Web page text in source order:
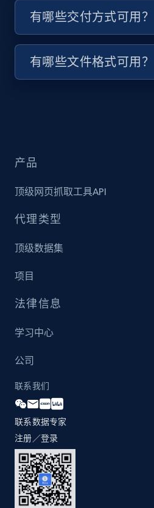
Youtube - Videos posts -
Video length, Likes, Views,
8K+
Youtube - Videos posts -
by podcast url
URL, Title, Youtuber,
Video length, Likes, Views,
8K+
Amazon Reviews
有哪些交付方式可用？
有哪些文件格式可用？
产品
顶级网页抓取工具API
代理类型
顶级数据集
项目
法律信息
学习中心
公司
联系我们
联系数据专家
注册／登录